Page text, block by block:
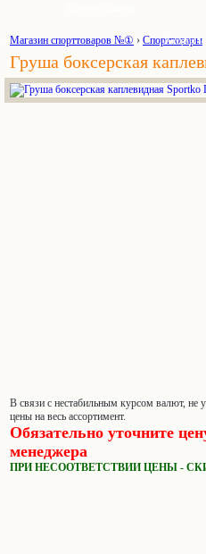
Акции и
Магазин спорттоваров №① › Спорттовары
Груша боксерская
В связи с нестабильным курсом валют, не
цены на весь ассортимент.
Обязательно уточните
менеджера
ПРИ НЕСООТВЕТСТВИИ ЦЕНЫ -